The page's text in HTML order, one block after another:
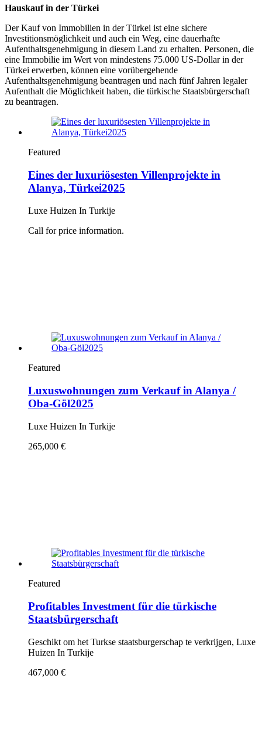
Hauskauf in der Türkei
Der Kauf von Immobilien in der Türkei ist eine sichere
Investitionsmöglichkeit und auch ein Weg, eine dauerhafte
Aufenthaltsgenehmigung in diesem Land zu erhalten. Personen, die
eine Immobilie im Wert von mindestens 75.000 US-Dollar in der
Türkei erwerben, können eine vorübergehende
Aufenthaltsgenehmigung beantragen und nach fünf Jahren legaler
Aufenthalt die Möglichkeit haben, die türkische Staatsbürgerschaft
zu beantragen.
Featured
Eines der luxuriösesten Villenprojekte in
Alanya, Türkei2025
Luxe Huizen In Turkije
Call for price information.
Featured
Luxuswohnungen zum Verkauf in Alanya /
Oba-Göl2025
Luxe Huizen In Turkije
265,000 €
Featured
Profitables Investment für die türkische
Staatsbürgerschaft
Geschikt om het Turkse staatsburgerschap te verkrijgen, Luxe
Huizen In Turkije
467,000 €